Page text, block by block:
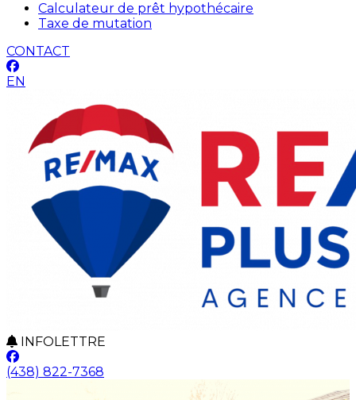
Calculateur de prêt hypothécaire
Taxe de mutation
CONTACT
EN
INFOLETTRE
(438) 822-7368